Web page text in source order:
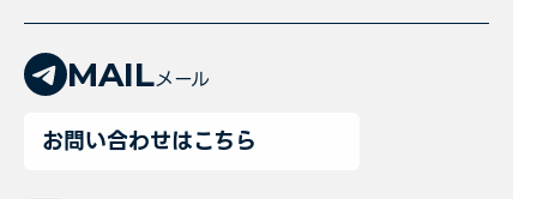
MAILメール
お問い合わせはこちら